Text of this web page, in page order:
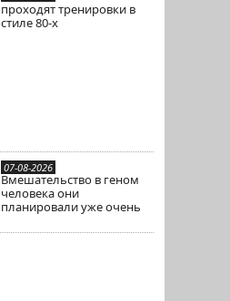
проходят тренировки в
стиле 80-х
07-08-2026
Вмешательство в геном
человека они
планировали уже очень